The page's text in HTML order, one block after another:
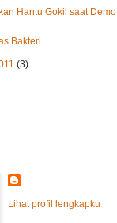
Hantu Gokil saat Demo
Bakteri
(3)
Lihat profil lengkapku